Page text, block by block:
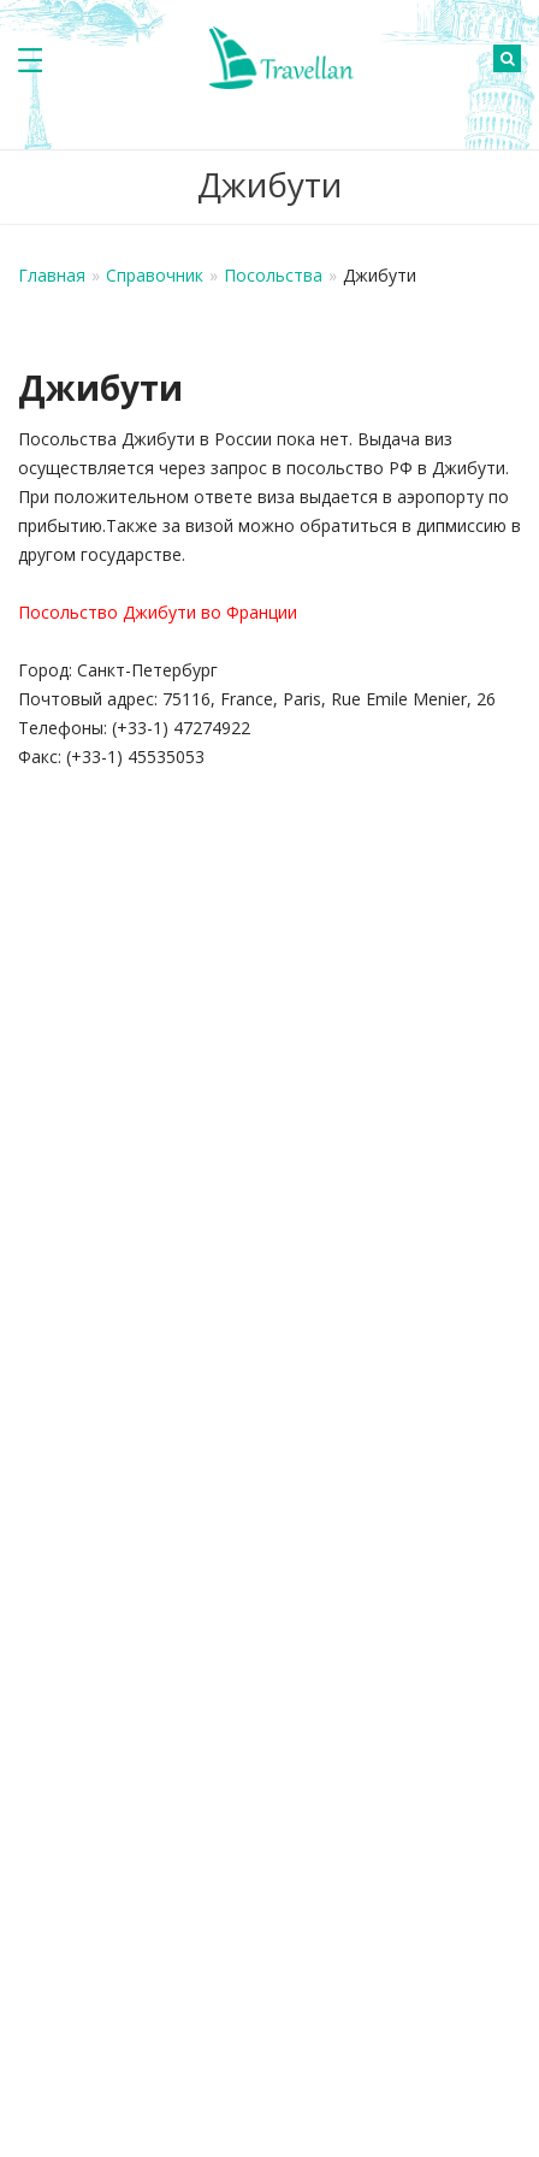
Джибути
Главная » Справочник » Посольства » Джибути
Джибути
Посольства Джибути в России пока нет. Выдача виз
осуществляется через запрос в посольство РФ в Джибути.
При положительном ответе виза выдается в аэропорту по
прибытию.Также за визой можно обратиться в дипмиссию в
другом государстве.
Посольство Джибути во Франции
Город: Санкт-Петербург
Почтовый адрес: 75116, France, Paris, Rue Emile Mеnier, 26
Телефоны: (+33-1) 47274922
Факс: (+33-1) 45535053